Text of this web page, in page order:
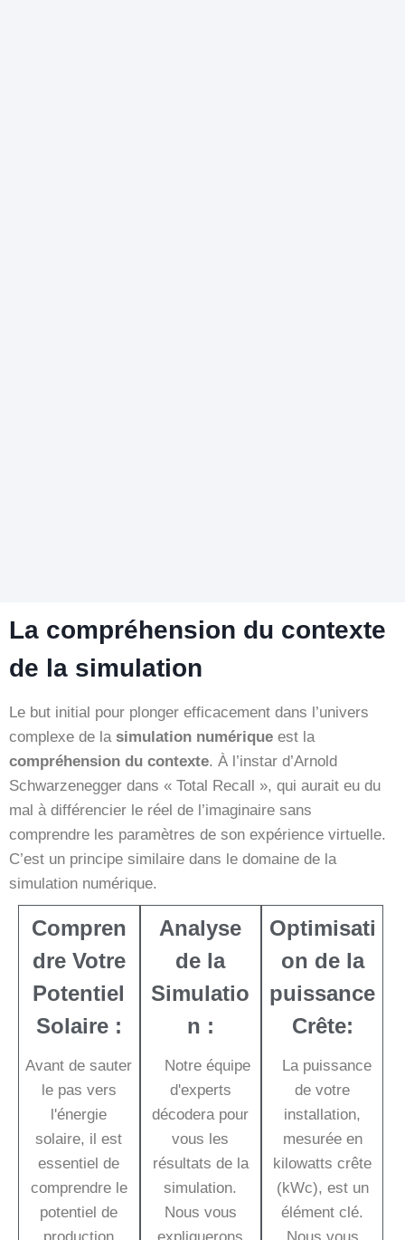
La compréhension du contexte
de la simulation
Le but initial pour plonger efficacement dans l’univers
complexe de la simulation numérique est la
compréhension du contexte. À l’instar d’Arnold
Schwarzenegger dans « Total Recall », qui aurait eu du
mal à différencier le réel de l’imaginaire sans
comprendre les paramètres de son expérience virtuelle.
C’est un principe similaire dans le domaine de la
simulation numérique.
Compren
dre Votre
Potentiel
Solaire :
Avant de sauter
le pas vers
l'énergie
solaire, il est
essentiel de
comprendre le
potentiel de
production
Analyse
de la
Simulatio
n :
Notre équipe
d'experts
décodera pour
vous les
résultats de la
simulation.
Nous vous
expliquerons
Optimisati
on de la
puissance
Crête:
La puissance
de votre
installation,
mesurée en
kilowatts crête
(kWc), est un
élément clé.
Nous vous